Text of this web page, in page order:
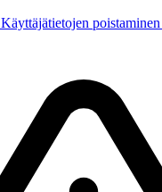
Käyttäjätietojen poistaminen